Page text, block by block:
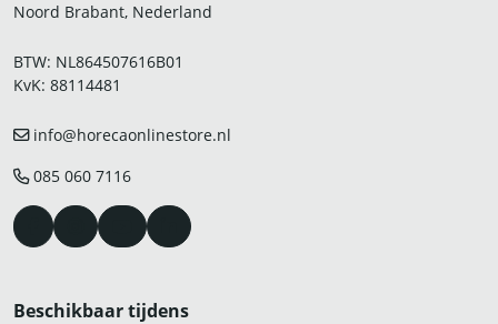
Noord Brabant, Nederland
BTW: NL864507616B01
KvK: 88114481
info@horecaonlinestore.nl
085 060 7116
Beschikbaar tijdens